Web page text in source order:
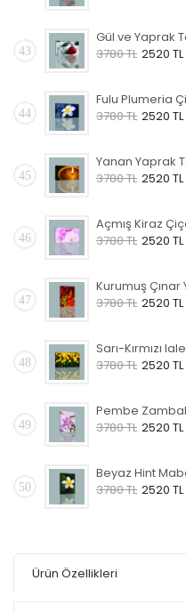
43
3780 TL 2520 TL
44
3780 TL 2520 TL
45
3780 TL 2520 TL
46
3780 TL 2520 TL
47
3780 TL 2520 TL
48
3780 TL 2520 TL
49
3780 TL 2520 TL
50
3780 TL 2520 TL
Ürün Özellikleri